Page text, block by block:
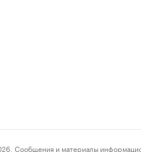
и материалы